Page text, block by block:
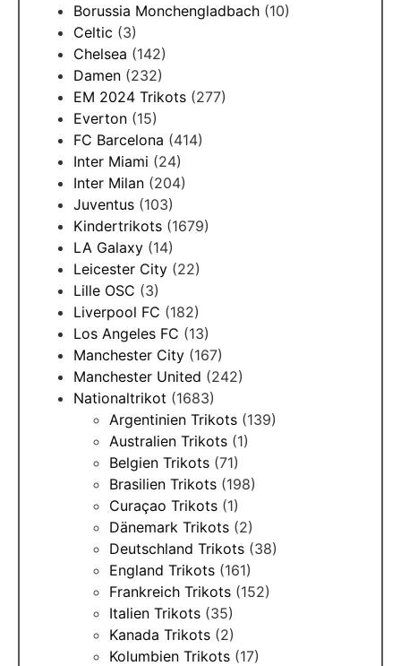
Borussia Monchengladbach (10)
Celtic (3)
Chelsea (142)
Damen (232)
EM 2024 Trikots (277)
Everton (15)
FC Barcelona (414)
Inter Miami (24)
Inter Milan (204)
Juventus (103)
Kindertrikots (1679)
LA Galaxy (14)
Leicester City (22)
Lille OSC (3)
Liverpool FC (182)
Los Angeles FC (13)
Manchester City (167)
Manchester United (242)
Nationaltrikot (1683)
Argentinien Trikots (139)
Australien Trikots (1)
Belgien Trikots (71)
Brasilien Trikots (198)
Curaçao Trikots (1)
Dänemark Trikots (2)
Deutschland Trikots (38)
England Trikots (161)
Frankreich Trikots (152)
Italien Trikots (35)
Kanada Trikots (2)
Kolumbien Trikots (17)